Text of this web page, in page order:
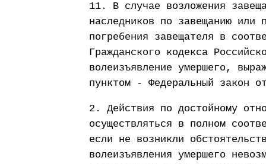
11. В случае возложения
наследников по завещанию или
погребения завещателя в
Гражданского кодекса
волеизъявление умершего,
пунктом - Федеральный закон
2. Действия по достойному
осуществляться в полном
если не возникли
волеизъявления умершего